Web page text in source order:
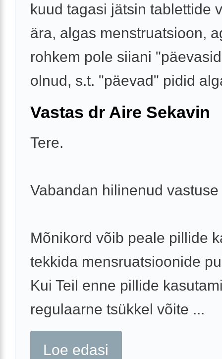
kuud tagasi jätsin tablettide
ära, algas menstruatsioon,
rohkem pole siiani
olnud, s.t. "päevad" pidid
Vastas dr Aire Sekavin
Tere.
Vabandan hilinenud
Mõnikord võib peale pillide
tekkida mensruatsioonide
Kui Teil enne pillide
regulaarne tsükkel võite ...
Loe edasi